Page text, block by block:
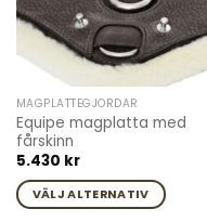
alternativen
väljas
produktsidan
MAGPLATTEGJORDAR
Equipe magplatta med
fårskinn
5.430 kr
VÄLJ ALTERNATIV